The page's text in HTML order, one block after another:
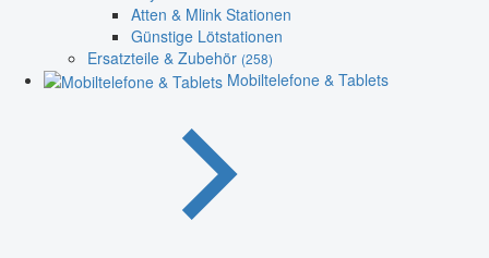
Atten & Mlink Stationen
Günstige Lötstationen
Ersatzteile & Zubehör (258)
Mobiltelefone & Tablets